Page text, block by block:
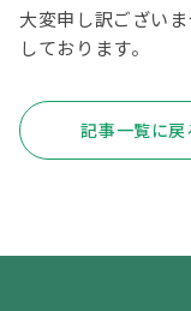
大変申し訳ござい
しております。
記事一覧に戻